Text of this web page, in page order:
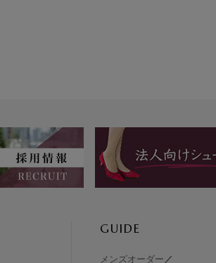
GUIDE
メンズオーダー ／